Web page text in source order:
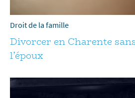
Droit de la famille
Divorcer en Charente
l’époux